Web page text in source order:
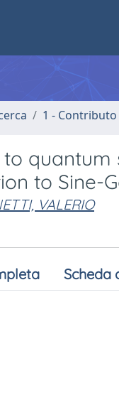
1 -
to Sine-
VALERIO
Scheda